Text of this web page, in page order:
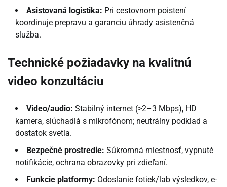
Asistovaná logistika: Pri cestovnom poistení
koordinuje prepravu a garanciu úhrady asistenčná
služba.
Technické požiadavky na kvalitnú
video konzultáciu
Video/audio: Stabilný internet (>2–3 Mbps), HD
kamera, slúchadlá s mikrofónom; neutrálny podklad a
dostatok svetla.
Bezpečné prostredie: Súkromná miestnosť, vypnuté
notifikácie, ochrana obrazovky pri zdieľaní.
Funkcie platformy: Odoslanie fotiek/lab výsledkov, e-